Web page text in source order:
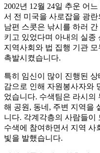
2002년 12월 24일 추운 어
서 전 미국을 사로잡을 광
남편 스콧은 낚시를 하러
키고 있었다며 아내의 실종
지역사회와 법 집행 기관
촉발시켰습니다.
특히 임신이 많이 진행된
감으로 인해 자원봉사자와
었습니다. 수색팀은 라시의
해 공원, 동네, 주변 지역을
니다. 각계각층의 사람들이
수색에 참여하면서 지역 사
빛을 발했습니다.